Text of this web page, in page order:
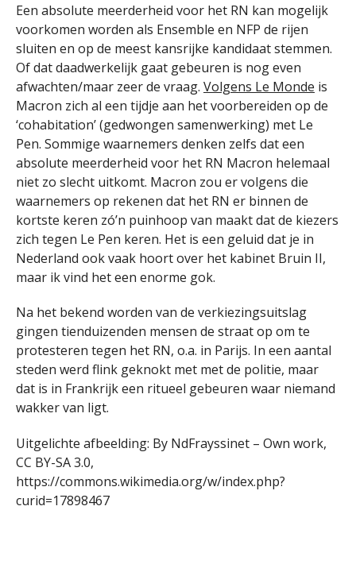
Een absolute meerderheid voor het RN kan mogelijk
voorkomen worden als Ensemble en NFP de rijen
sluiten en op de meest kansrijke kandidaat stemmen.
Of dat daadwerkelijk gaat gebeuren is nog even
afwachten/maar zeer de vraag. Volgens Le Monde is
Macron zich al een tijdje aan het voorbereiden op de
‘cohabitation’ (gedwongen samenwerking) met Le
Pen. Sommige waarnemers denken zelfs dat een
absolute meerderheid voor het RN Macron helemaal
niet zo slecht uitkomt. Macron zou er volgens die
waarnemers op rekenen dat het RN er binnen de
kortste keren zó’n puinhoop van maakt dat de kiezers
zich tegen Le Pen keren. Het is een geluid dat je in
Nederland ook vaak hoort over het kabinet Bruin II,
maar ik vind het een enorme gok.
Na het bekend worden van de verkiezingsuitslag
gingen tienduizenden mensen de straat op om te
protesteren tegen het RN, o.a. in Parijs. In een aantal
steden werd flink geknokt met met de politie, maar
dat is in Frankrijk een ritueel gebeuren waar niemand
wakker van ligt.
Uitgelichte afbeelding: By NdFrayssinet – Own work,
CC BY-SA 3.0,
https://commons.wikimedia.org/w/index.php?
curid=17898467